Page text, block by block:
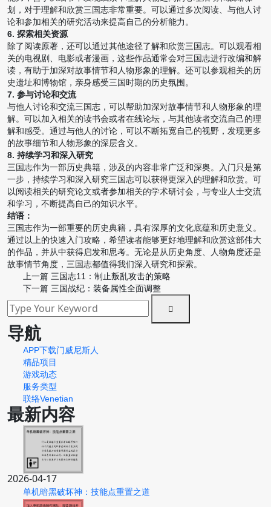
划，对于理解和欣赏三国志非常重要。可以通过多次阅读、与他人讨
论和参加相关的研究活动来提高自己的分析能力。
6. 探索相关资源
除了阅读原著，还可以通过其他途径了解和欣赏三国志。可以观看相
关的电视剧、电影或者漫画，这些作品通常会对三国志进行改编和解
读，有助于加深对故事情节和人物形象的理解。还可以参观相关的历
史遗址和博物馆，亲身感受三国时期的历史氛围。
7. 参与讨论和交流
与他人讨论和交流三国志，可以帮助加深对故事情节和人物形象的理
解。可以加入相关的读书会或者在线论坛，与其他读者交流自己的理
解和感受。通过与他人的讨论，可以不断拓宽自己的视野，发现更多
的故事细节和人物形象的深层含义。
8. 持续学习和深入研究
三国志作为一部历史典籍，涉及的内容非常广泛和深奥。入门只是第
一步，持续学习和深入研究三国志可以获得更深入的理解和欣赏。可
以阅读相关的研究论文或者参加相关的学术研讨会，与专业人士交流
和学习，不断提高自己的知识水平。
结语：
三国志作为一部重要的历史典籍，具有深厚的文化底蕴和历史意义。
通过以上的快速入门攻略，希望读者能够更好地理解和欣赏这部伟大
的作品，并从中获得启发和思考。无论是从历史角度、人物角度还是
故事情节角度，三国志都值得我们深入研究和探索。
上一篇 三国志11：制止叛乱攻击的策略
下一篇 三国战纪：装备属性全面调整
导航
APP下载门威尼斯人
精品项目
游戏动态
服务类型
联络Venetian
最新内容
2026-04-17
单机暗黑破坏神：技能点重置之道